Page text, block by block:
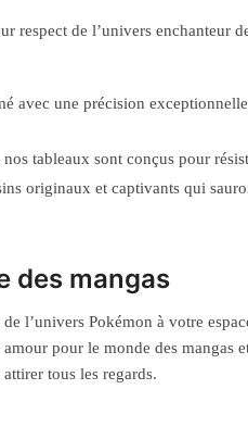
respect de l’univers enchanteur
avec une précision
tableaux sont conçus pour
originaux et captivants qui
des mangas
l’univers Pokémon à votre
pour le monde des mangas
tous les regards.